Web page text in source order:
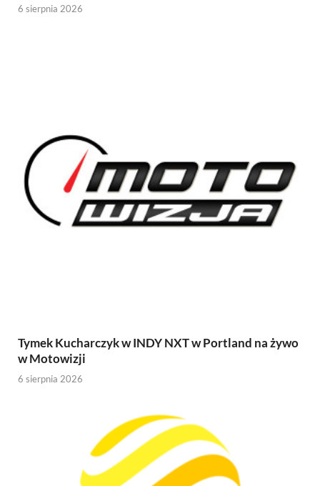
6 sierpnia 2026
Tymek Kucharczyk w INDY NXT w Portland na żywo
w Motowizji
6 sierpnia 2026